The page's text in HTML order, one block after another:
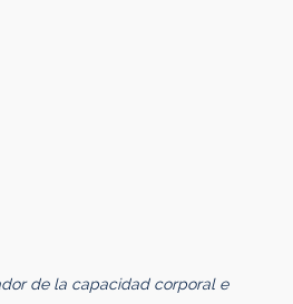
de la capacidad corporal e